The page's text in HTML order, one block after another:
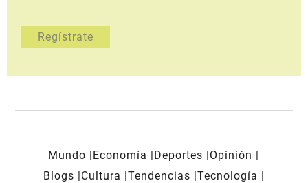
Mundo Economía Deportes
Opinión
Blogs
Cultura Tendencias Tecnología